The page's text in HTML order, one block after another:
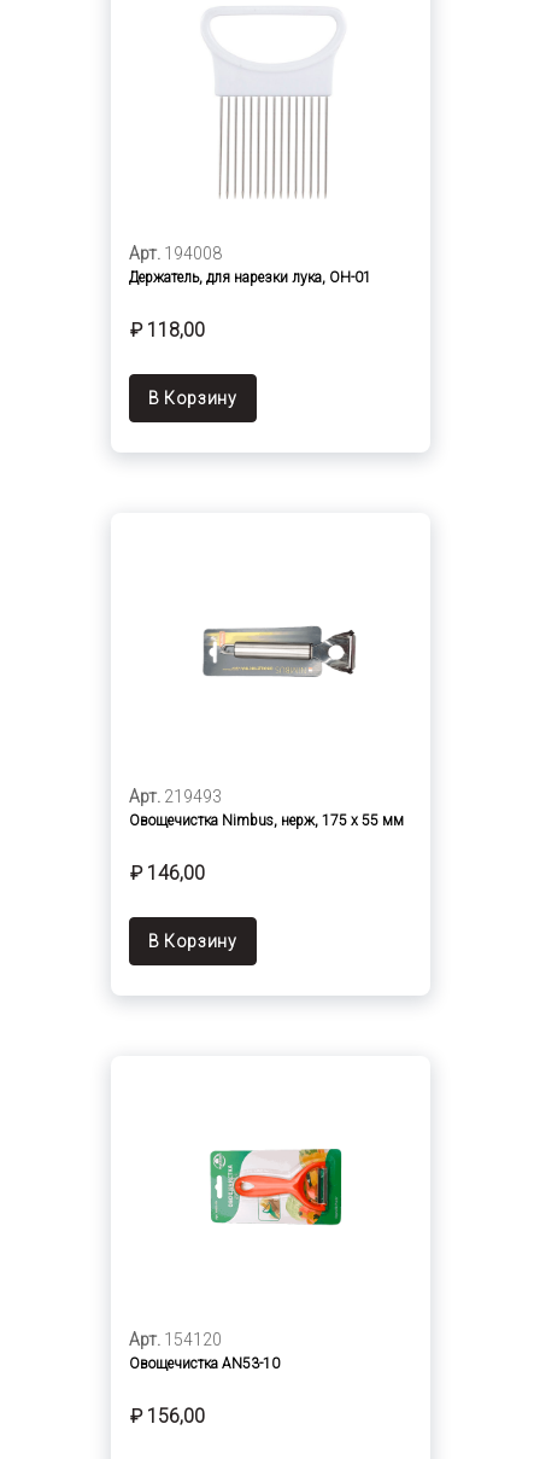
Арт. 194008
Держатель, для нарезки лука, OH-01
₽ 118,00
В Корзину
Арт. 219493
Овощечистка Nimbus, нерж, 175 х 55 мм
₽ 146,00
В Корзину
Арт. 154120
Овощечистка AN53-10
₽ 156,00